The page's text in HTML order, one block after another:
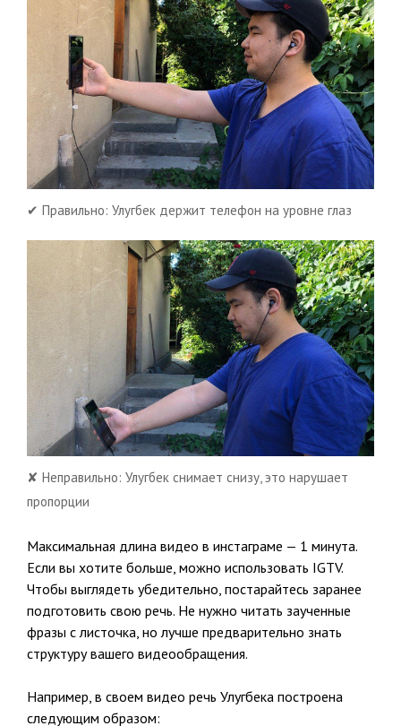
✔ Правильно: Улугбек держит телефон на уровне глаз
✘ Неправильно: Улугбек снимает снизу, это нарушает
пропорции
Максимальная длина видео в инстаграме — 1 минута.
Если вы хотите больше, можно использовать IGTV.
Чтобы выглядеть убедительно, постарайтесь заранее
подготовить свою речь. Не нужно читать заученные
фразы с листочка, но лучше предварительно знать
структуру вашего видеообращения.
Например, в своем видео речь Улугбека построена
следующим образом: